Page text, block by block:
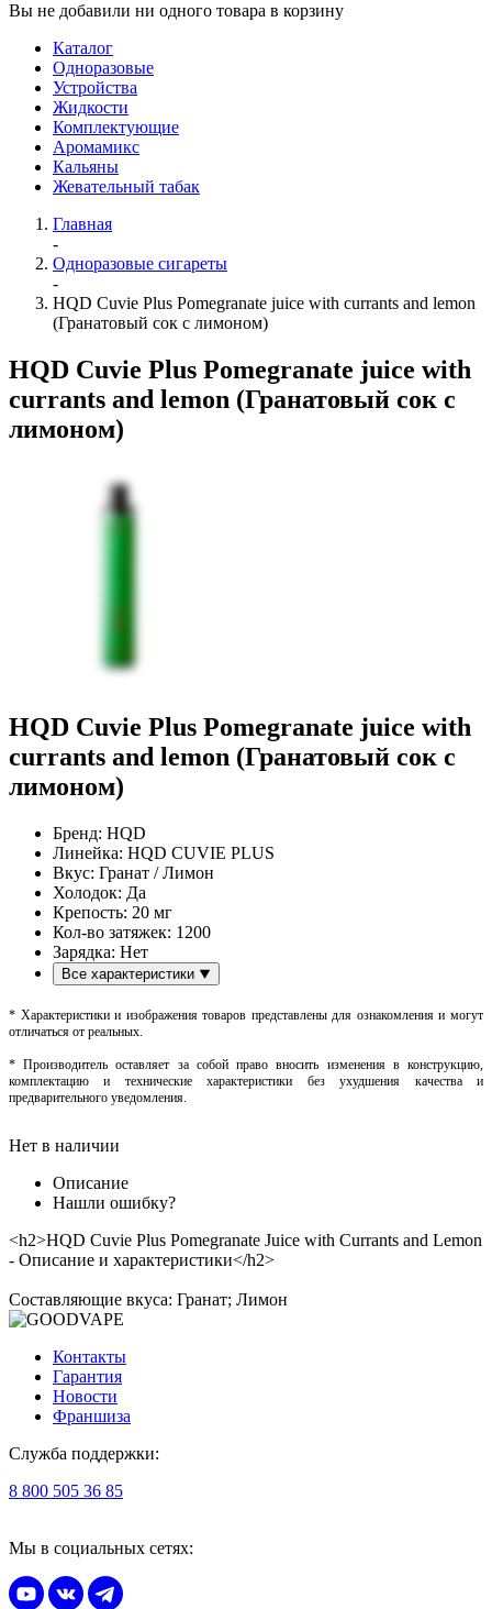
Вы не добавили ни одного товара в корзину
Каталог
Одноразовые
Устройства
Жидкости
Комплектующие
Аромамикс
Кальяны
Жевательный табак
Главная
-
Одноразовые сигареты
-
HQD Cuvie Plus Pomegranate juice with currants and lemon
(Гранатовый сок с лимоном)
HQD Cuvie Plus Pomegranate juice with
currants and lemon (Гранатовый сок с
лимоном)
HQD Cuvie Plus Pomegranate juice with
currants and lemon (Гранатовый сок с
лимоном)
Бренд: HQD
Линейка: HQD CUVIE PLUS
Вкус: Гранат / Лимон
Холодок: Да
Крепость: 20 мг
Кол-во затяжек: 1200
Зарядка: Нет
Все характеристики
* Характеристики и изображения товаров представлены для ознакомления и могут
отличаться от реальных.
* Производитель оставляет за собой право вносить изменения в конструкцию,
комплектацию и технические характеристики без ухудшения качества и
предварительного уведомления.
Нет в наличии
Описание
Нашли ошибку?
<h2>HQD Cuvie Plus Pomegranate Juice with Currants and Lemon
- Описание и характеристики</h2>
Составляющие вкуса: Гранат; Лимон
Контакты
Гарантия
Новости
Франшиза
Служба поддержки:
8 800 505 36 85
Мы в социальных сетях: